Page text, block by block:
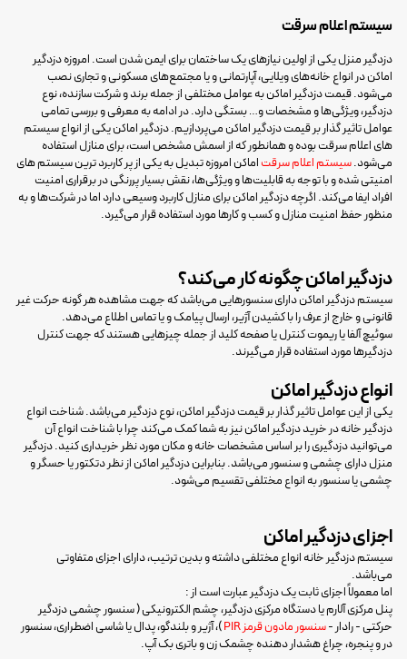
سیستم اعلام سرقت
دزدگیر منزل یکی از اولین نیازهای یک ساختمان برای ایمن شدن است. امروزه دزدگیر
اماکن در انواع خانه‌های ویلایی، آپارتمانی و یا مجتمع‌های مسکونی و تجاری نصب
می‌شود. قیمت دزدگیر اماکن به عوامل مختلفی از جمله برند و شرکت سازنده، نوع
دزدگیر، ویژگی‌ها و مشخصات و… بستگی دارد. در ادامه به معرفی و بررسی تمامی
عوامل تاثیر گذار بر قیمت دزدگیر اماکن می‌پردازیم. دزدگیر اماکن یکی از انواع سیستم
های اعلام سرقت بوده و همانطور که از اسمش مشخص است، برای منازل استفاده
می‌شود.سیستم اعلام سرقت اماکن امروزه تبدیل به یکی از پر کاربرد ترین سیستم های
امنیتی شده و با توجه به قابلیت‌ها و ویژگی‌ها، نقش بسیار پررنگی در برقراری امنیت
افراد ایفا می‌کند. اگرچه دزدگیر اماکن برای منازل کاربرد وسیعی دارد اما در شرکت‌ها و به
منظور حفظ امنیت منازل و کسب و کارها مورد استفاده قرار می‌گیرد.
دزدگیر اماکن چگونه کار می‌کند؟
سیستم دزدگیر اماکن دارای سنسورهایی می‌باشد که جهت مشاهده هر گونه حرکت غیر
قانونی و خارج از عرف را با کشیدن آژیر، ارسال پیامک و یا تماس اطلاع می‌دهد.
سوئیچ آلفا یا ریموت کنترل یا صفحه کلید از جمله چیزهایی هستند که جهت کنترل
دزدگیرها مورد استفاده قرار می‌گیرند.
انواع دزدگیر اماکن
یکی از این عوامل تاثیر گذار بر قیمت دزدگیر اماکن، نوع دزدگیر می‌باشد. شناخت انواع
دزدگیر خانه در خرید دزدگیر اماکن نیز به شما کمک می‌کند چرا با شناخت انواع آن
می‌توانید دزدگیری را بر اساس مشخصات خانه و مکان مورد نظر خریداری کنید. دزدگیر
منزل دارای چشمی و سنسور می‌باشد. بنابراین دزدگیر اماکن از نظر دتکتور یا حسگر و
چشمی یا سنسور به انواع مختلفی تقسیم می‌شود.
اجزای دزدگیر اماکن
سیستم دزدگیر خانه انواع مختلفی داشته و بدین ترتیب، دارای اجزای متفاوتی
می‌باشد.
اما معمولاً اجزای ثابت یک دزدگیر عبارت است از :
پنل مرکزی آلارم یا دستگاه مرکزی دزدگیر، چشم الکترونیکی ( سنسورچشمی دزدگیر
حرکتی - رادار -سنسور مادون قرمز PIR
)، آژیر و بلندگو، پدال یا شاسی اضطراری، سنسور
در و پنجره، چراغ هشدار‌ دهنده چشمک زن و باتری بک آپ.